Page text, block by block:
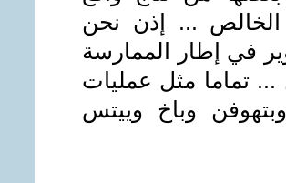
الخالص ... إذن نحن
في إطار الممارسة
... تماما مثل عمليات
وباخ وييتس